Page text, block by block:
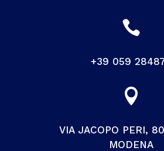

+39 059

VIA JACOPO PERI,
MODENA